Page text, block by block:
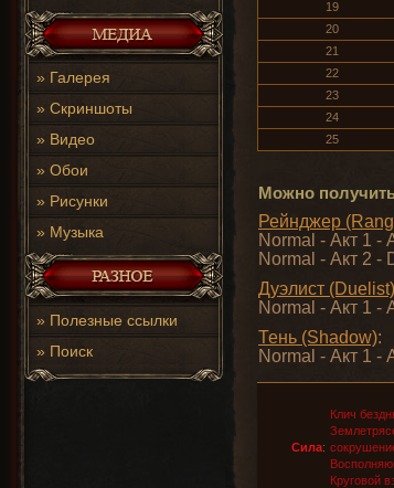
» Галерея
» Скриншоты
» Видео
» Обои
» Рисунки
» Музыка
» Полезные ссылки
» Поиск
19
20
21
22
23
24
25
Можно
Рейнджер
Normal - Акт 1 -
Normal - Акт 2 -
Дуэлист (Duelist)
Normal - Акт 1 -
Тень (Shadow):
Normal - Акт 1 -
Сила:
Клич
Круговой